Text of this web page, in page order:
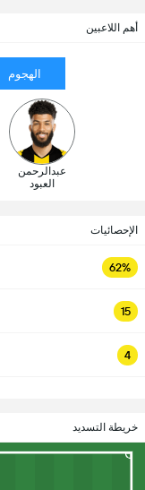
أهم اللاعبين
الهجوم
عبدالرحمن
العبود
الإحصائيات
62%
15
4
خريطة التسديد